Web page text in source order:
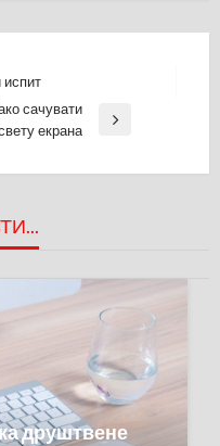
сачувати
екрана
друштвене